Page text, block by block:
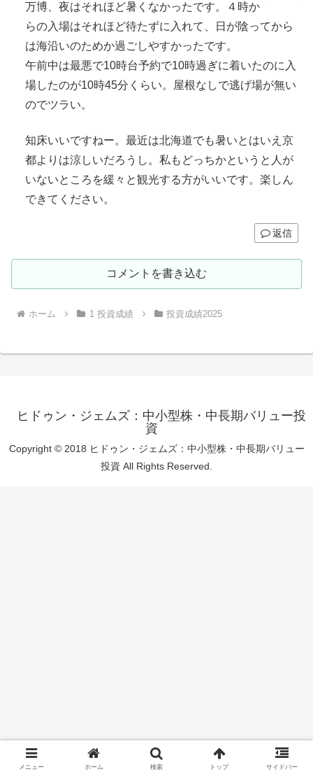
万博、夜はそれほど暑くなかったです。４時か
らの入場はそれほど待たずに入れて、日が陰ってから
は海沿いのためか過ごしやすかったです。
午前中は最悪で10時台予約で10時過ぎに着いたのに入
場したのが10時45分くらい。屋根なしで逃げ場が無い
のでツラい。
知床いいですねー。最近は北海道でも暑いとはいえ京
都よりは涼しいだろうし。私もどっちかというと人が
いないところを緩々と観光する方がいいです。楽しん
できてください。
返信
コメントを書き込む
ホーム 1 投資成績 投資成績2025
ヒドゥン・ジェムズ：中小型株・中長期バリュー投
資
Copyright © 2018 ヒドゥン・ジェムズ：中小型株・中長期バリュー
投資 All Rights Reserved.
メニュー ホーム 検索 トップ サイドバー